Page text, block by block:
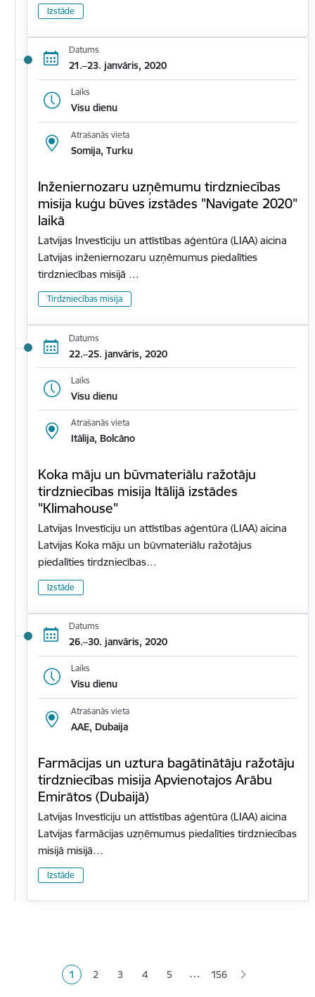
Izstāde
Datums
21.–23. janvāris, 2020
Laiks
Visu dienu
Atrašanās vieta
Somija, Turku
Inženiernozaru uzņēmumu tirdzniecības
misija kuģu būves izstādes "Navigate 2020"
laikā
Latvijas Investīciju un attīstības aģentūra (LIAA) aicina
Latvijas inženiernozaru uzņēmumus piedalīties
tirdzniecības misijā …
Tirdzniecības misija
Datums
22.–25. janvāris, 2020
Laiks
Visu dienu
Atrašanās vieta
Itālija, Bolcāno
Koka māju un būvmateriālu ražotāju
tirdzniecības misija Itālijā izstādes
"Klimahouse"
Latvijas Investīciju un attīstības aģentūra (LIAA) aicina
Latvijas Koka māju un būvmateriālu ražotājus
piedalīties tirdzniecības…
Izstāde
Datums
26.–30. janvāris, 2020
Laiks
Visu dienu
Atrašanās vieta
AAE, Dubaija
Farmācijas un uztura bagātinātāju ražotāju
tirdzniecības misija Apvienotajos Arābu
Emirātos (Dubaijā)
Latvijas Investīciju un attīstības aģentūra (LIAA) aicina
Latvijas farmācijas uzņēmumus piedalīties tirdzniecības
misijā misijā…
Izstāde
Pašreizējā lapa
1 Lapa
2 Lapa
3 Lapa
4 Lapa
5 … 156